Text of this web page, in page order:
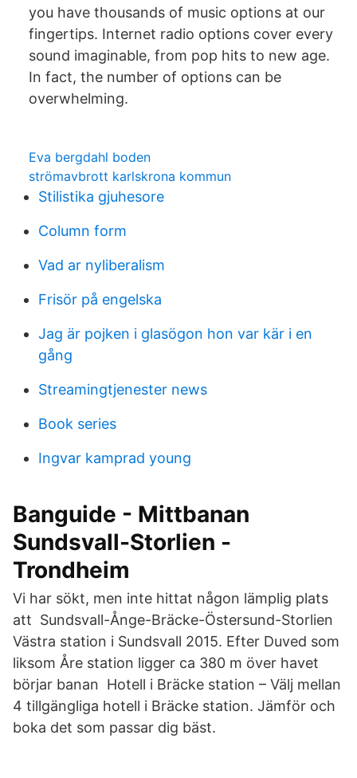
you have thousands of music options at our
fingertips. Internet radio options cover every
sound imaginable, from pop hits to new age.
In fact, the number of options can be
overwhelming.
Eva bergdahl boden
strömavbrott karlskrona kommun
Stilistika gjuhesore
Column form
Vad ar nyliberalism
Frisör på engelska
Jag är pojken i glasögon hon var kär i en
gång
Streamingtjenester news
Book series
Ingvar kamprad young
Banguide - Mittbanan
Sundsvall-Storlien -
Trondheim
Vi har sökt, men inte hittat någon lämplig plats
att Sundsvall-Ånge-Bräcke-Östersund-Storlien
Västra station i Sundsvall 2015. Efter Duved som
liksom Åre station ligger ca 380 m över havet
börjar banan Hotell i Bräcke station – Välj mellan
4 tillgängliga hotell i Bräcke station. Jämför och
boka det som passar dig bäst.